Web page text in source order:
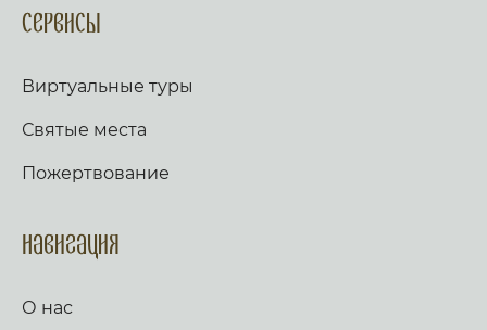
помощь в возжжения свечей за здравие и
упокой в христианских храмах Иерусалима и
вопросом. Письма помещаются в Стену Плача,
Благодатным огнем.
товаров, освященных на камне Миропомазания.
Сервисы
Виртуальные туры
Святые места
Пожертвование
Навигация
О нас